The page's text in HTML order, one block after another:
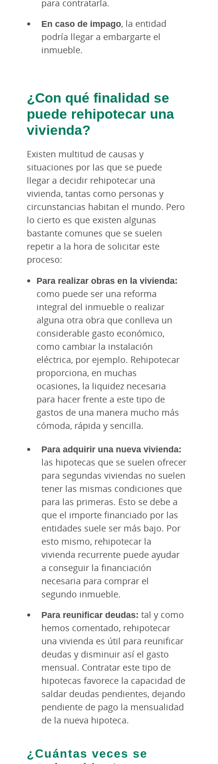
para contratarla.
En caso de impago, la entidad
podría llegar a embargarte el
inmueble.
¿Con qué finalidad se
puede rehipotecar una
vivienda?
Existen multitud de causas y
situaciones por las que se puede
llegar a decidir rehipotecar una
vivienda, tantas como personas y
circunstancias habitan el mundo. Pero
lo cierto es que existen algunas
bastante comunes que se suelen
repetir a la hora de solicitar este
proceso:
Para realizar obras en la vivienda:
como puede ser una reforma
integral del inmueble o realizar
alguna otra obra que conlleva un
considerable gasto económico,
como cambiar la instalación
eléctrica, por ejemplo. Rehipotecar
proporciona, en muchas
ocasiones, la liquidez necesaria
para hacer frente a este tipo de
gastos de una manera mucho más
cómoda, rápida y sencilla.
Para adquirir una nueva vivienda:
las hipotecas que se suelen ofrecer
para segundas viviendas no suelen
tener las mismas condiciones que
para las primeras. Esto se debe a
que el importe financiado por las
entidades suele ser más bajo. Por
esto mismo, rehipotecar la
vivienda recurrente puede ayudar
a conseguir la financiación
necesaria para comprar el
segundo inmueble.
Para reunificar deudas: tal y como
hemos comentado, rehipotecar
una vivienda es útil para reunificar
deudas y disminuir así el gasto
mensual. Contratar este tipo de
hipotecas favorece la capacidad de
saldar deudas pendientes, dejando
pendiente de pago la mensualidad
de la nueva hipoteca.
¿Cuántas veces se